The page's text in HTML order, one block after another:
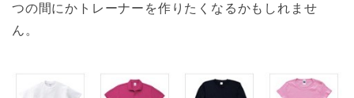
つの間にかトレーナーを作りたくなるかもしれませ
ん。